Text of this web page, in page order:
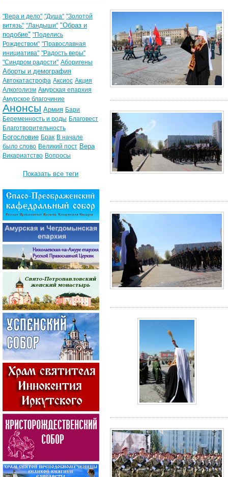
"Вера и дело" "Душа" "Золотой
витязь" "Ландыши" "Образ и
подобие" "Поделись
Рождеством" "Православная
инициатива" "Радость веры"
"Синдром радости" Аборигены
Аборты и демография
Автокатастрофа Аксиос Акция
Алкоголизм Амурская епархия
Амурское благочиние
Анонсы Армия Бари
Беременность и роды Благовест
Благотворительность
Богословие Брак В начале
было слово Великий пост Вера
Викариатство Вопросы
Показать все теги